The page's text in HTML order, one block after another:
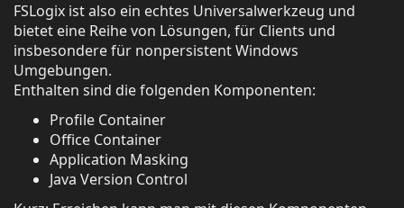
FSLogix ist also ein echtes Universalwerkzeug und
bietet eine Reihe von Lösungen, für Clients und
insbesondere für nonpersistent Windows
Umgebungen.
Enthalten sind die folgenden Komponenten:
Profile Container
Office Container
Application Masking
Java Version Control